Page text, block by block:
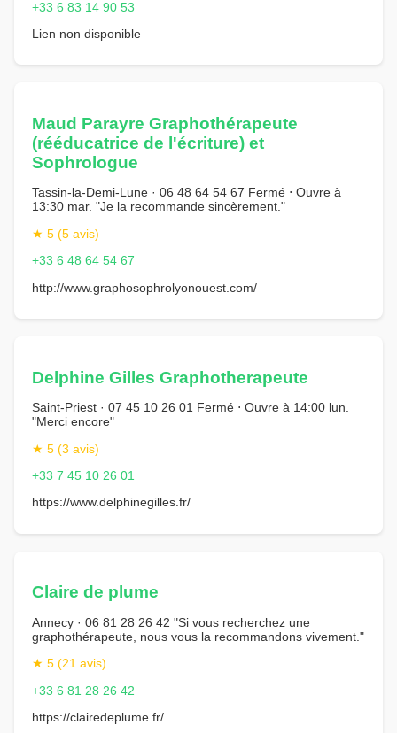
+33 6 83 14 90 53
Lien non disponible
Maud Parayre Graphothérapeute
(rééducatrice de l'écriture) et
Sophrologue
Tassin-la-Demi-Lune · 06 48 64 54 67 Fermé ⋅ Ouvre à
13:30 mar. "Je la recommande sincèrement."
★ 5 (5 avis)
+33 6 48 64 54 67
http://www.graphosophrolyonouest.com/
Delphine Gilles Graphotherapeute
Saint-Priest · 07 45 10 26 01 Fermé ⋅ Ouvre à 14:00 lun.
"Merci encore"
★ 5 (3 avis)
+33 7 45 10 26 01
https://www.delphinegilles.fr/
Claire de plume
Annecy · 06 81 28 26 42 "Si vous recherchez une
graphothérapeute, nous vous la recommandons vivement."
★ 5 (21 avis)
+33 6 81 28 26 42
https://clairedeplume.fr/